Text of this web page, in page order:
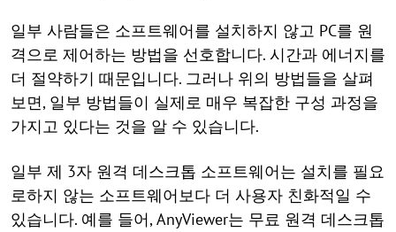
일부 사람들은 소프트웨어를 설치하지 않고 PC를 원
격으로 제어하는 방법을 선호합니다. 시간과 에너지를
더 절약하기 때문입니다. 그러나 위의 방법들을 살펴
보면, 일부 방법들이 실제로 매우 복잡한 구성 과정을
가지고 있다는 것을 알 수 있습니다.
일부 제 3자 원격 데스크톱 소프트웨어는 설치를 필요
로하지 않는 소프트웨어보다 더 사용자 친화적일 수
있습니다. 예를 들어, AnyViewer는 무료 원격 데스크톱